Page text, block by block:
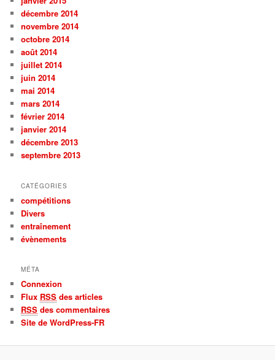
décembre 2014
novembre 2014
octobre 2014
août 2014
juillet 2014
juin 2014
mai 2014
mars 2014
février 2014
janvier 2014
décembre 2013
septembre 2013
CATÉGORIES
compétitions
Divers
entraînement
évènements
MÉTA
Connexion
Flux RSS des articles
RSS des commentaires
Site de WordPress-FR